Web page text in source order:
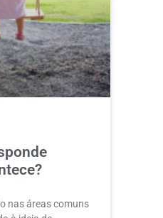
nas áreas comuns